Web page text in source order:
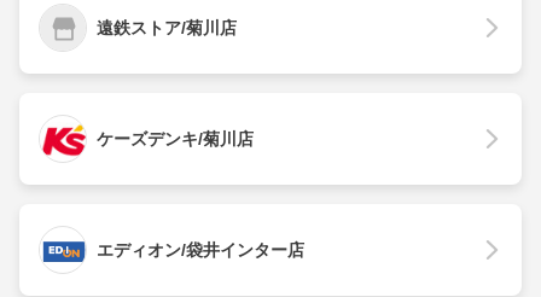
遠鉄ストア/菊川店
ケーズデンキ/菊川店
エディオン/袋井インター店